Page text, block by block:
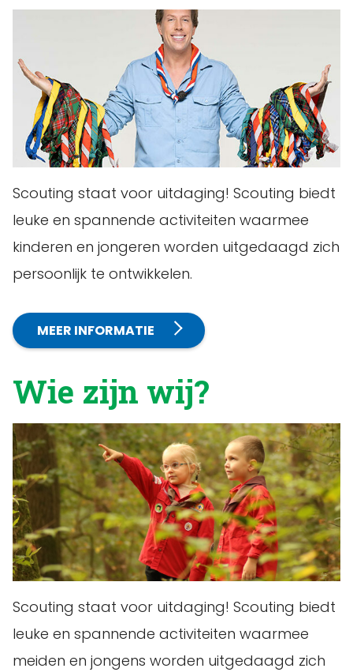
Scouting staat voor uitdaging! Scouting biedt
leuke en spannende activiteiten waarmee
kinderen en jongeren worden uitgedaagd zich
persoonlijk te ontwikkelen.
MEER INFORMATIE
Wie zijn wij?
Scouting staat voor uitdaging! Scouting biedt
leuke en spannende activiteiten waarmee
meiden en jongens worden uitgedaagd zich